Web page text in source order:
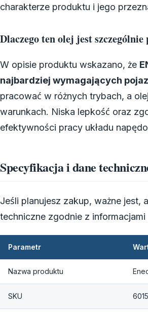
charakterze produktu i jego
Dlaczego ten olej jest
W opisie produktu wskazano, że
najbardziej wymagających
pracować w różnych trybach, a
warunkach. Niska lepkość oraz
efektywności pracy układu
Specyfikacja i dane
Jeśli planujesz zakup, ważne jest,
techniczne zgodnie z
Parametr
Nazwa produktu
SKU